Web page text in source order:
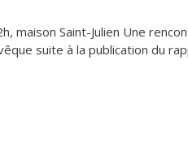
maison Saint-Julien Une
suite à la publication du